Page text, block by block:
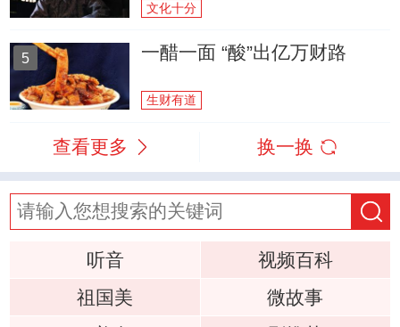
文化十分
5 一醋一面 “酸”出亿万财路
生财有道
查看更多 换一换
听音
视频百科
祖国美
微故事